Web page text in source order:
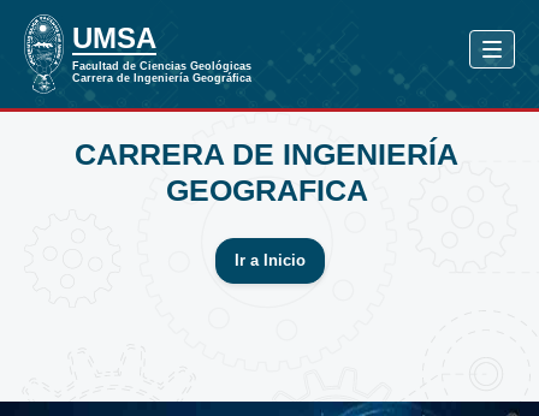
CARRERA DE INGENIERÍA
GEOGRAFICA
Ir a Inicio